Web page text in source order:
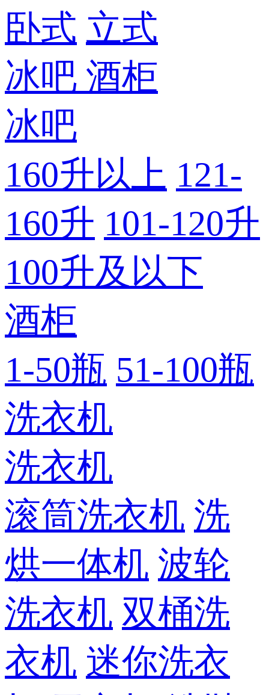
卧式 立式
冰吧 酒柜
冰吧
160升以上 121-
160升 101-120升
100升及以下
酒柜
1-50瓶 51-100瓶
洗衣机
洗衣机
滚筒洗衣机 洗
烘一体机 波轮
洗衣机 双桶洗
衣机 迷你洗衣